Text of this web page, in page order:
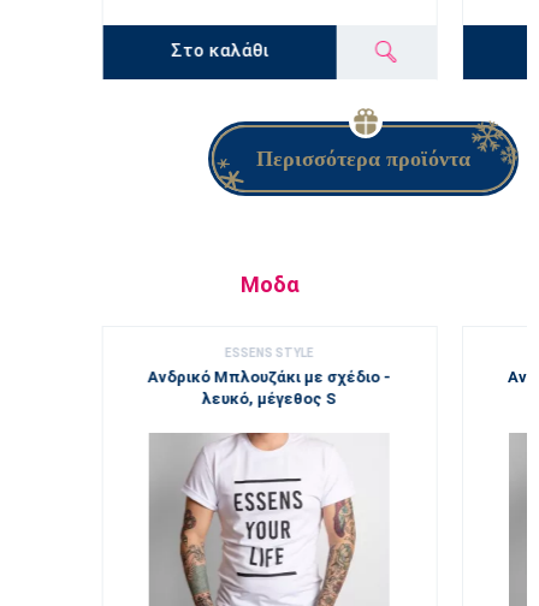
Στο καλάθι
Περισσότερα προϊόντα
Μοδα
ESSENS STYLE
Ανδρικό Μπλουζάκι με σχέδιο -
λευκό, μέγεθος S